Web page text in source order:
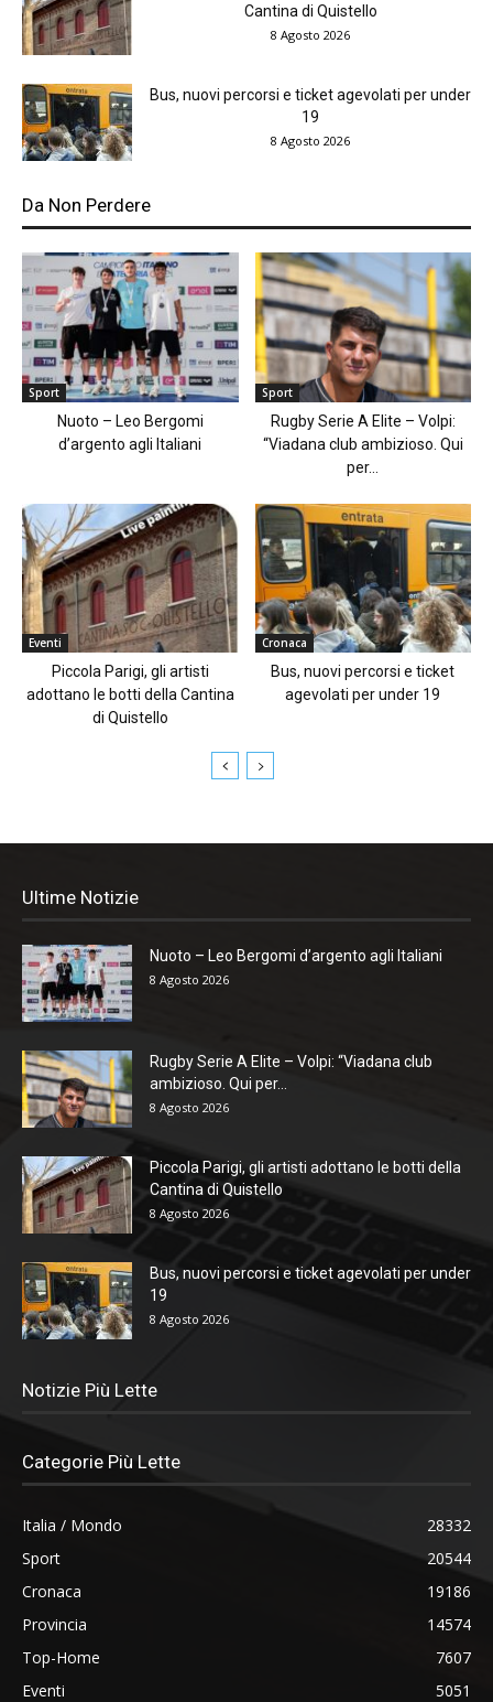
Cantina di Quistello
8 Agosto 2026
Bus, nuovi percorsi e ticket agevolati per under
19
8 Agosto 2026
Da Non Perdere
Sport
Nuoto – Leo Bergomi
d’argento agli Italiani
Sport
Rugby Serie A Elite – Volpi:
“Viadana club ambizioso. Qui
per...
Eventi
Piccola Parigi, gli artisti
adottano le botti della Cantina
di Quistello
Cronaca
Bus, nuovi percorsi e ticket
agevolati per under 19
Ultime Notizie
Nuoto – Leo Bergomi d’argento agli Italiani
8 Agosto 2026
Rugby Serie A Elite – Volpi: “Viadana club
ambizioso. Qui per...
8 Agosto 2026
Piccola Parigi, gli artisti adottano le botti della
Cantina di Quistello
8 Agosto 2026
Bus, nuovi percorsi e ticket agevolati per under
19
8 Agosto 2026
Notizie Più Lette
Categorie Più Lette
Italia / Mondo
28332
Sport
20544
Cronaca
19186
Provincia
14574
Top-Home
7607
Eventi
5051